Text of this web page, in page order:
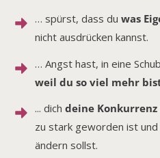
… spürst, dass du was
nicht ausdrücken kannst.
… Angst hast, in eine
weil du so viel mehr
... dich deine
zu stark geworden ist
ändern sollst.